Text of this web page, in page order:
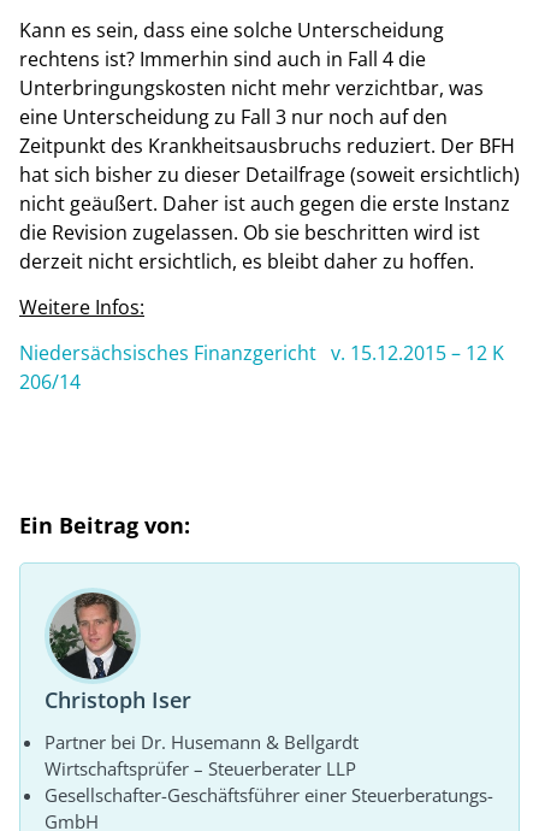
Kann es sein, dass eine solche Unterscheidung
rechtens ist? Immerhin sind auch in Fall 4 die
Unterbringungskosten nicht mehr verzichtbar, was
eine Unterscheidung zu Fall 3 nur noch auf den
Zeitpunkt des Krankheitsausbruchs reduziert. Der BFH
hat sich bisher zu dieser Detailfrage (soweit ersichtlich)
nicht geäußert. Daher ist auch gegen die erste Instanz
die Revision zugelassen. Ob sie beschritten wird ist
derzeit nicht ersichtlich, es bleibt daher zu hoffen.
Weitere Infos:
Niedersächsisches Finanzgericht v. 15.12.2015 – 12 K
206/14
Ein Beitrag von:
Christoph Iser
Partner bei Dr. Husemann & Bellgardt
Wirtschaftsprüfer – Steuerberater LLP
Gesellschafter-Geschäftsführer einer Steuerberatungs-
GmbH